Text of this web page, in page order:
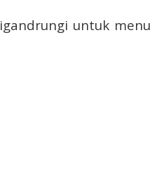
untuk